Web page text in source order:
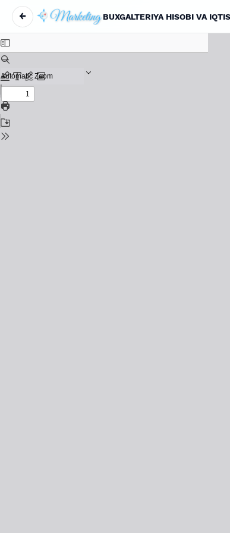
←
Вернуться к Подробностям о статье
BUXGALTERIYA HISOBI VA